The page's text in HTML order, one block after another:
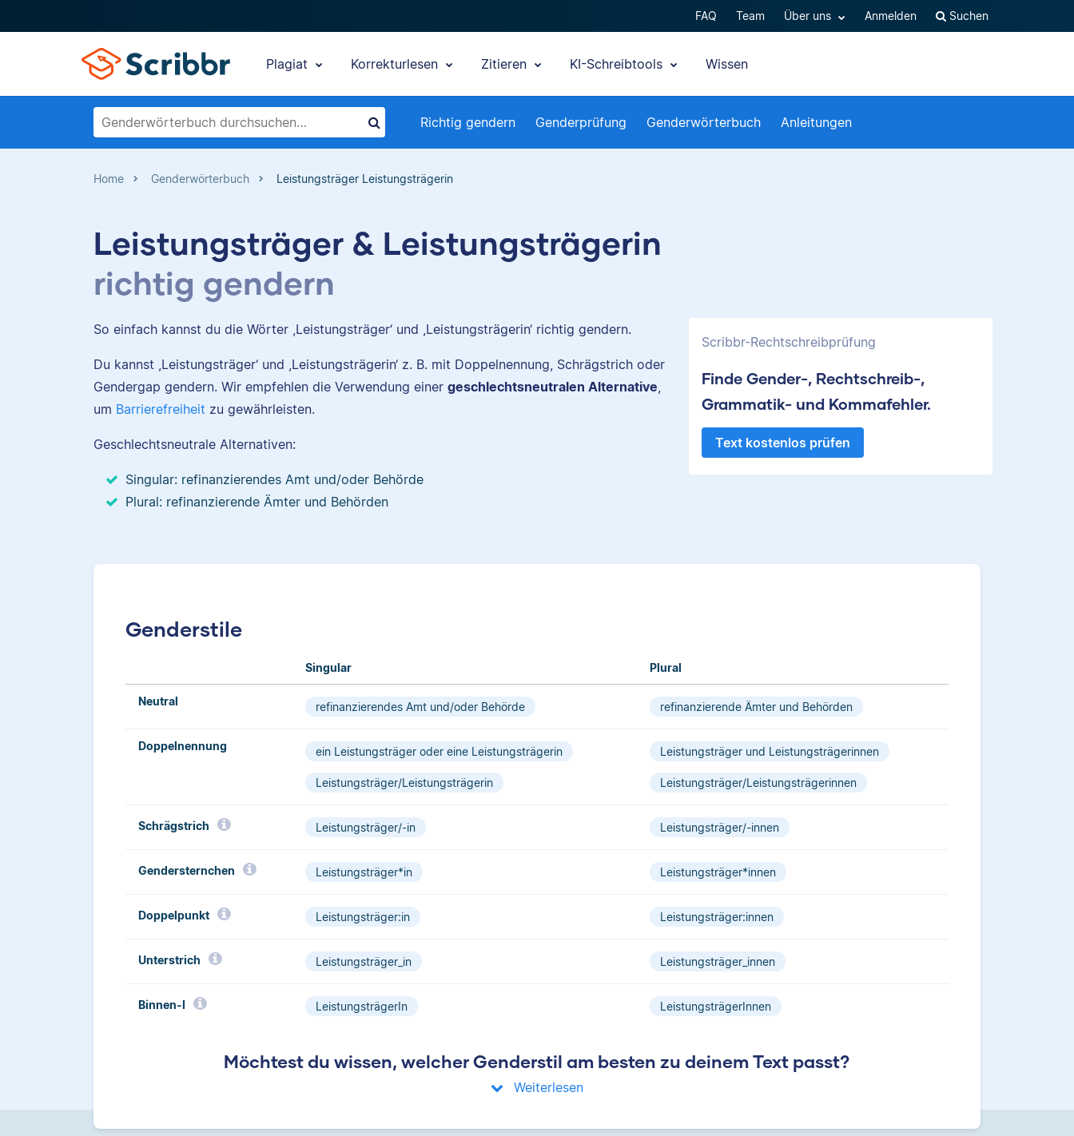
FAQ Team Über uns Anmelden Suchen
Plagiat Korrekturlesen Zitieren KI-Schreibtools Wissen
Richtig gendern Genderprüfung Genderwörterbuch Anleitungen
Home Genderwörterbuch Leistungsträger Leistungsträgerin
Leistungsträger & Leistungsträgerin
richtig gendern
So einfach kannst du die Wörter ,Leistungsträger‘ und ,Leistungsträgerin‘ richtig gendern.
Du kannst ,Leistungsträger‘ und ,Leistungsträgerin‘ z. B. mit Doppelnennung, Schrägstrich oder
Gendergap gendern. Wir empfehlen die Verwendung einer geschlechtsneutralen Alternative,
um Barrierefreiheit zu gewährleisten.
Geschlechtsneutrale Alternativen:
Singular: refinanzierendes Amt und/oder Behörde
Plural: refinanzierende Ämter und Behörden
Scribbr-Rechtschreibprüfung
Finde Gender-, Rechtschreib-,
Grammatik- und Kommafehler.
Text kostenlos prüfen
Genderstile
Singular Plural
Neutral refinanzierendes Amt und/oder Behörde refinanzierende Ämter und Behörden
Doppelnennung ein Leistungsträger oder eine Leistungsträgerin
Leistungsträger/Leistungsträgerin
Leistungsträger und Leistungsträgerinnen
Leistungsträger/Leistungsträgerinnen
Schrägstrich­ Leistungsträger/-in Leistungsträger/-innen
Gendersternchen Leistungsträger*in Leistungsträger*innen
Doppelpunkt Leistungsträger:in Leistungsträger:innen
Unterstrich Leistungsträger_in Leistungsträger_innen
Binnen-I LeistungsträgerIn LeistungsträgerInnen
Möchtest du wissen, welcher Genderstil am besten zu deinem Text passt?
Weiterlesen